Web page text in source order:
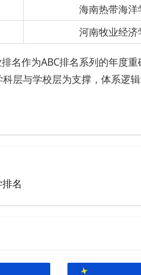
海南热带海洋
河南牧业经济
名作为ABC排名系列的年度
层与学校层为支撑，体系逻
名